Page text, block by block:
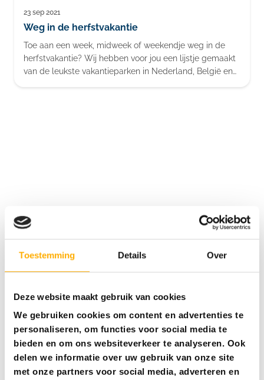
Toestemming Details Over
Deze website maakt gebruik van cookies
We gebruiken cookies om content en advertenties te
personaliseren, om functies voor social media te
bieden en om ons websiteverkeer te analyseren. Ook
delen we informatie over uw gebruik van onze site
met onze partners voor social media, adverteren en
Blog23 sep 2021
Weg in de herfstvakantie
Toe aan een week, midweek of weekendje weg in de
herfstvakantie? Wij hebben voor jou een lijstje gemaakt
van de leukste vakantieparken in Nederland, België en
Bekijk de 5 sterren camping aanbieders
5 sterren campings